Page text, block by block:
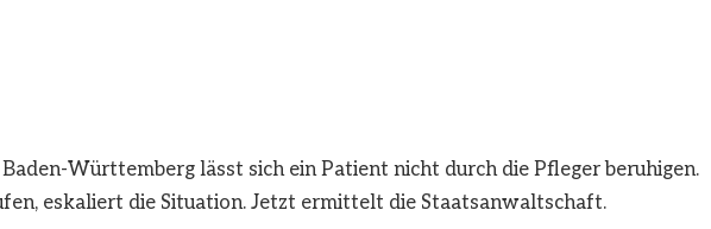
Württemberg lässt sich ein Patient nicht durch die Pfleger beruhigen.
eskaliert die Situation. Jetzt ermittelt die Staatsanwaltschaft.